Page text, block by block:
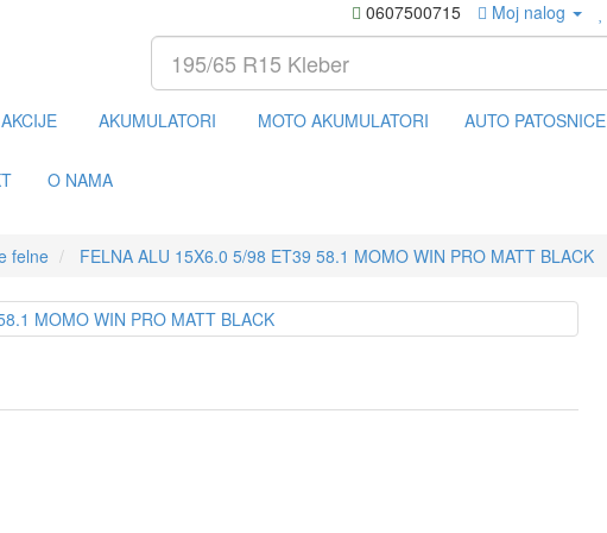
0607500715 Moj nalog
AKCIJE AKUMULATORI MOTO AKUMULATORI AUTO PATOSNICE
O NAMA
felne FELNA ALU 15X6.0 5/98 ET39 58.1 MOMO WIN PRO MATT BLACK